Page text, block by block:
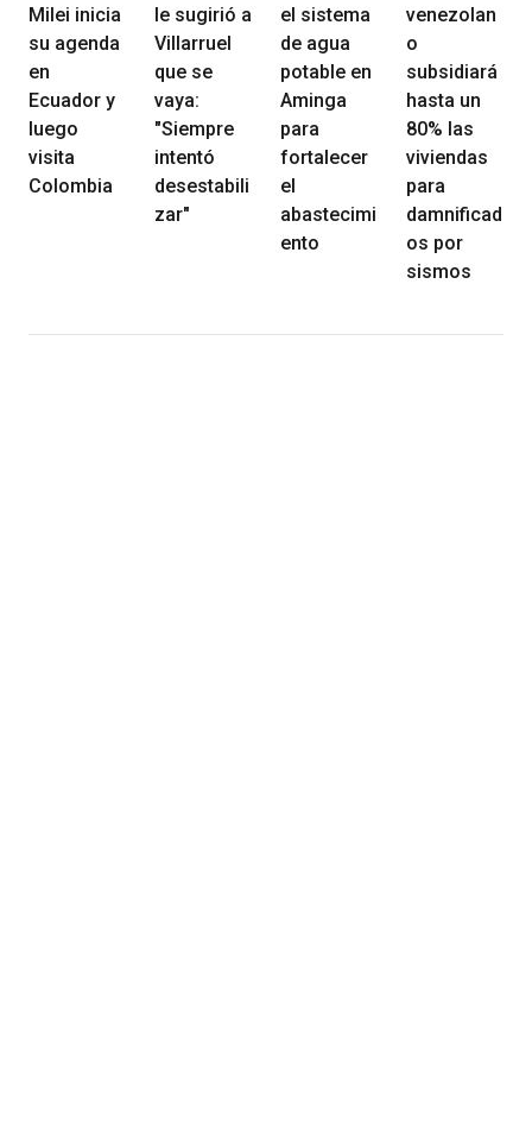
Milei inicia
su agenda
en
Ecuador y
luego
visita
Colombia
le sugirió a
Villarruel
que se
vaya:
"Siempre
intentó
desestabili
zar"
el sistema
de agua
potable en
Aminga
para
fortalecer
el
abastecimi
ento
venezolan
o
subsidiará
hasta un
80% las
viviendas
para
damnificad
os por
sismos